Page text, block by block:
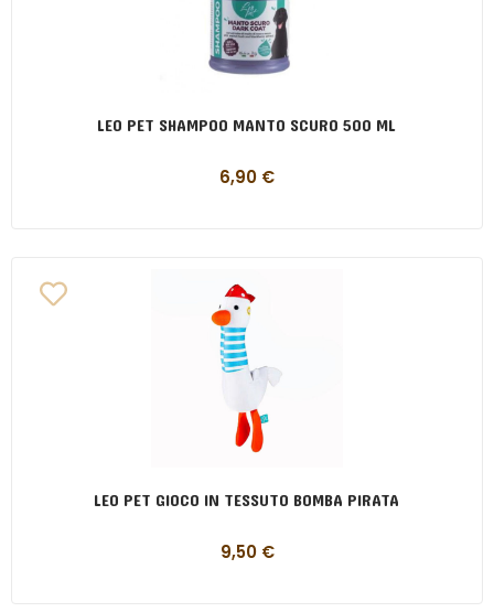
LEO PET SHAMPOO MANTO SCURO 500 ML
6,90 €
LEO PET GIOCO IN TESSUTO BOMBA PIRATA
9,50 €